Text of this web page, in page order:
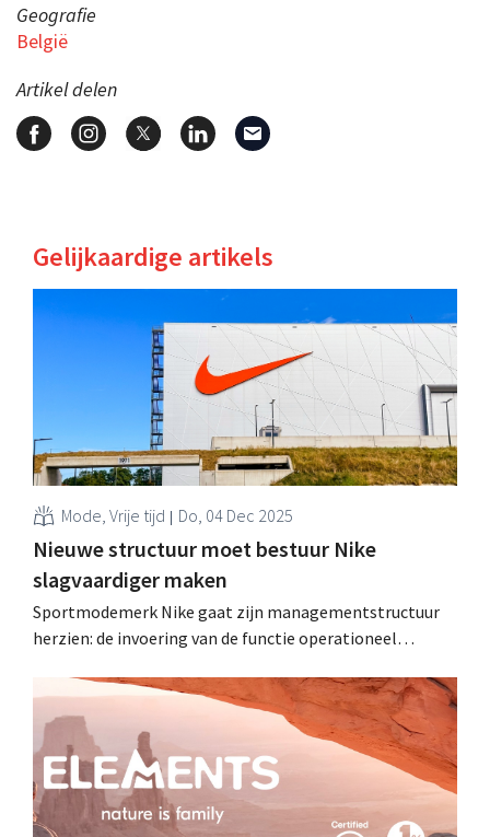
Geografie
België
Artikel delen
Gelijkaardige artikels
Mode, Vrije tijd Do, 04 Dec 2025
Nieuwe structuur moet bestuur Nike
slagvaardiger maken
Sportmodemerk Nike gaat zijn managementstructuur
herzien: de invoering van de functie operationeel
De functie van commercieel directeur verdwijnt:
financieel directeur Matthew Friend krijgt daar nu de
verantwoordelijkheid over. .